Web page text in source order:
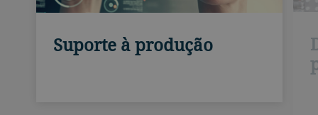
Suporte à produção